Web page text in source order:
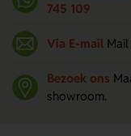
745 109
Via E-mail
Bezoek ons
showroom.